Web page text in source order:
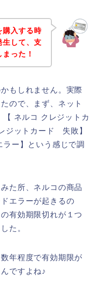
購入する時
生して、支
った！
もしれません。実際
ので、まず、ネット
ネルコ クレジットカ
ジットカード 失敗】
ー】という感じで調
た所、ネルコの商品
エラーが起きるの
有効期限切れが１つ
た。
年程度で有効期限が
ですよね♪